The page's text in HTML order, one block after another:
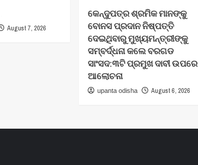
August 7, 2026
କେନ୍ଦୁପତ୍ର ଶ୍ରମିକ ମାନଙ୍କୁ
ବୋନସ ପ୍ରଦାନ ନିଷ୍ପତ୍ତି
ଦେଇଥିବାରୁ ମୁଖ୍ୟମନ୍ତ୍ରୀଙ୍କୁ
ସମ୍ବର୍ଦ୍ଧନା କଲେ ବରଗଡ
ସାଂସଦ:୩ଟି ପ୍ରମୁଖ ଦାବୀ ଉପରେ
ଆଲୋଚନା
upanta odisha August 6, 2026